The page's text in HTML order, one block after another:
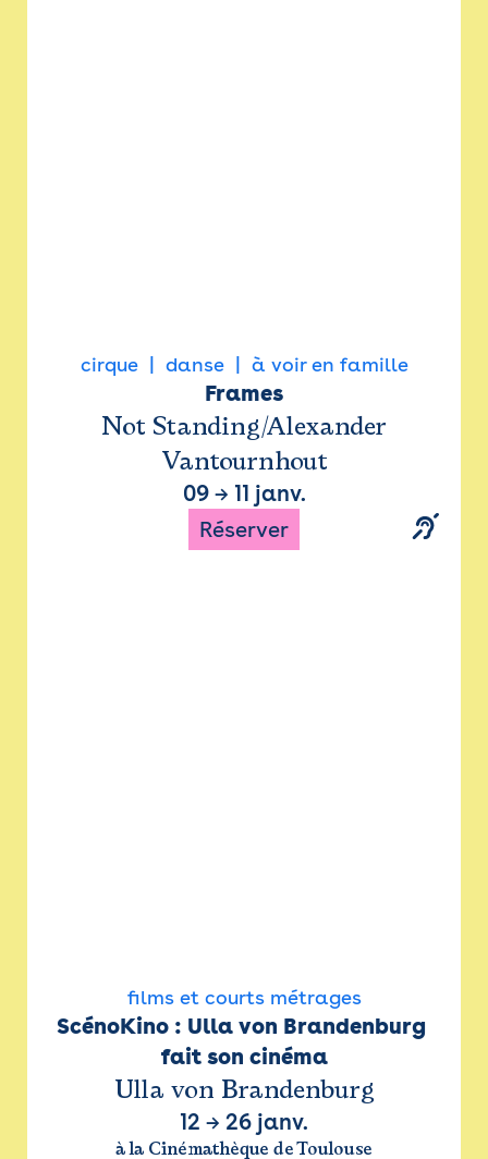
cirque danse à voir en famille
Frames
Not Standing/Alexander
Vantournhout
09→ 11 janv.
Réserver
films et courts métrages
ScénoKino : Ulla von Brandenburg
fait son cinéma
Ulla von Brandenburg
12 → 26 janv.
à la Cinémathèque de Toulouse